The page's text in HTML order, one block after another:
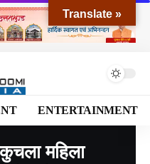
ENTERTAINMENT
UTTARAKHAND>HARIDWAR
महिला
Translate »